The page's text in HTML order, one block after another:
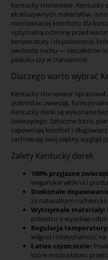
Kentucky Horsewear. Kentucky
ekskluzywnych materiałów,
niezrównanej komfortu dla
optymalną ochronę przed
temperatury i dopasowanie,
swobodę ruchu — niezależnie
padoku czy w transporcie.
Dlaczego warto wybrać
Kentucky Horsewear
dobrostan zwierząt,
Kentucky derki są wykonane
zwierzęcego. Sztuczne futro,
zapewniają komfort i
zachowują swój piękny wygląd
Zalety Kentucky derek
100% przyjazne
wegańskie włókna i
Doskonałe
za naturalnym ruchem
Wytrzymałe materiały:
poliestru o wysokiej
Regulacja temperatury:
wilgoci i oddychalność
Łatwe czyszczenie:
które można łatwo